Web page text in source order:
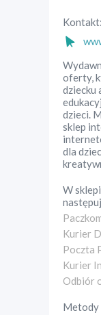
Kontakt:
oferty,
dziecku
dzieci.
sklep
dla
W
Kurier
Poczta
Kurier
Odbiór
Metody